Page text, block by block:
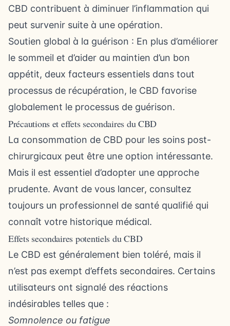
CBD contribuent à diminuer l’inflammation qui
peut survenir suite à une opération.
Soutien global à la guérison : En plus d’améliorer
le sommeil et d’aider au maintien d’un bon
appétit, deux facteurs essentiels dans tout
processus de récupération, le CBD favorise
globalement le processus de guérison.
Précautions et effets secondaires du CBD
La consommation de CBD pour les soins post-
chirurgicaux peut être une option intéressante.
Mais il est essentiel d’adopter une approche
prudente. Avant de vous lancer, consultez
toujours un professionnel de santé qualifié qui
connaît votre historique médical.
Effets secondaires potentiels du CBD
Le CBD est généralement bien toléré, mais il
n’est pas exempt d’effets secondaires. Certains
utilisateurs ont signalé des réactions
indésirables telles que :
Somnolence ou fatigue